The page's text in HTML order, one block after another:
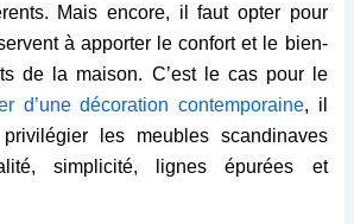
Mais encore, il faut opter pour
à apporter le confort et le bien-
de la maison. C’est le cas pour le
d’une décoration contemporaine, il
les meubles scandinaves
simplicité, lignes épurées et